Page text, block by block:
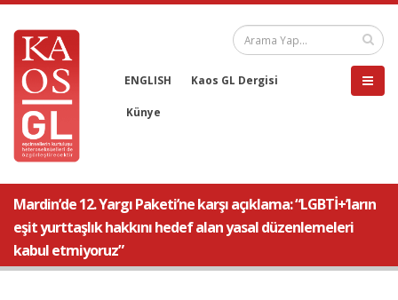
ENGLISH Kaos GL Dergisi
Künye
Mardin’de 12. Yargı Paketi’ne karşı açıklama: “LGBTİ+’ların
eşit yurttaşlık hakkını hedef alan yasal düzenlemeleri
kabul etmiyoruz”